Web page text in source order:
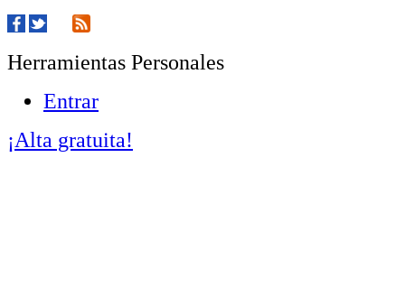
Herramientas Personales
Entrar
¡Alta gratuita!